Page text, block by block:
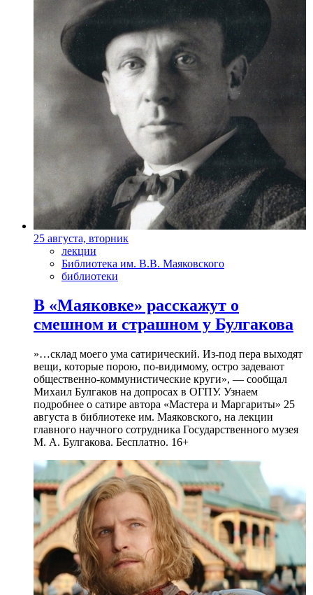
25 августа, вторник
лекции
Библиотека им. В.В. Маяковского
библиотеки
В «Маяковке» расскажут о
смешном и страшном у Булгакова
»…склад моего ума сатирический. Из-под пера выходят
вещи, которые порою, по-видимому, остро задевают
общественно-коммунистические круги», — сообщал
Михаил Булгаков на допросах в ОГПУ. Узнаем
подробнее о сатире автора «Мастера и Маргариты» 25
августа в библиотеке им. Маяковского, на лекции
главного научного сотрудника Государственного музея
М. А. Булгакова. Бесплатно. 16+